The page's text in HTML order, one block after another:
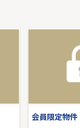
会員限定物件